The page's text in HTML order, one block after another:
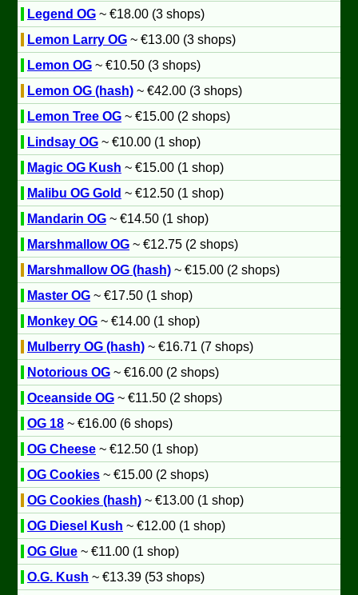
Legend OG ~ €18.00 (3 shops)
Lemon Larry OG ~ €13.00 (3 shops)
Lemon OG ~ €10.50 (3 shops)
Lemon OG (hash) ~ €42.00 (3 shops)
Lemon Tree OG ~ €15.00 (2 shops)
Lindsay OG ~ €10.00 (1 shop)
Magic OG Kush ~ €15.00 (1 shop)
Malibu OG Gold ~ €12.50 (1 shop)
Mandarin OG ~ €14.50 (1 shop)
Marshmallow OG ~ €12.75 (2 shops)
Marshmallow OG (hash) ~ €15.00 (2 shops)
Master OG ~ €17.50 (1 shop)
Monkey OG ~ €14.00 (1 shop)
Mulberry OG (hash) ~ €16.71 (7 shops)
Notorious OG ~ €16.00 (2 shops)
Oceanside OG ~ €11.50 (2 shops)
OG 18 ~ €16.00 (6 shops)
OG Cheese ~ €12.50 (1 shop)
OG Cookies ~ €15.00 (2 shops)
OG Cookies (hash) ~ €13.00 (1 shop)
OG Diesel Kush ~ €12.00 (1 shop)
OG Glue ~ €11.00 (1 shop)
O.G. Kush ~ €13.39 (53 shops)